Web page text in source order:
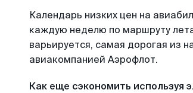
Календарь низких цен на
каждую неделю по маршруту
варьируется, самая дорогая из
авиакомпанией Аэрофлот.
Как еще сэкономить используя